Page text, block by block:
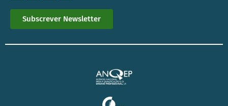
Subscrever Newsletter